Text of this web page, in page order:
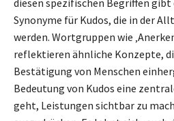
Synonyme für Kudos, die in der
werden. Wortgruppen wie
reflektieren ähnliche Konzepte,
Bestätigung von Menschen
Bedeutung von Kudos eine
geht, Leistungen sichtbar zu